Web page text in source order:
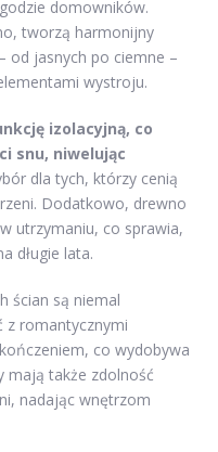
domowników.
tworzą harmonijny
od jasnych po ciemne –
wystroju.
izolacyjną, co
snu, niwelując
dla tych, którzy cenią
Dodatkowo, drewno
utrzymaniu, co sprawia,
długie lata.
ścian są niemal
z romantycznymi
co wydobywa
mają także zdolność
nadając wnętrzom